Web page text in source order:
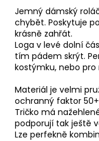
Jemný dámský
chybět. Poskytuje
krásně zahřát.
Loga v levé dolní
tím pádem skrýt.
kostýmku, nebo
Materiál je velmi
ochranný faktor
Tričko má
podporují tak ještě
Lze perfekně